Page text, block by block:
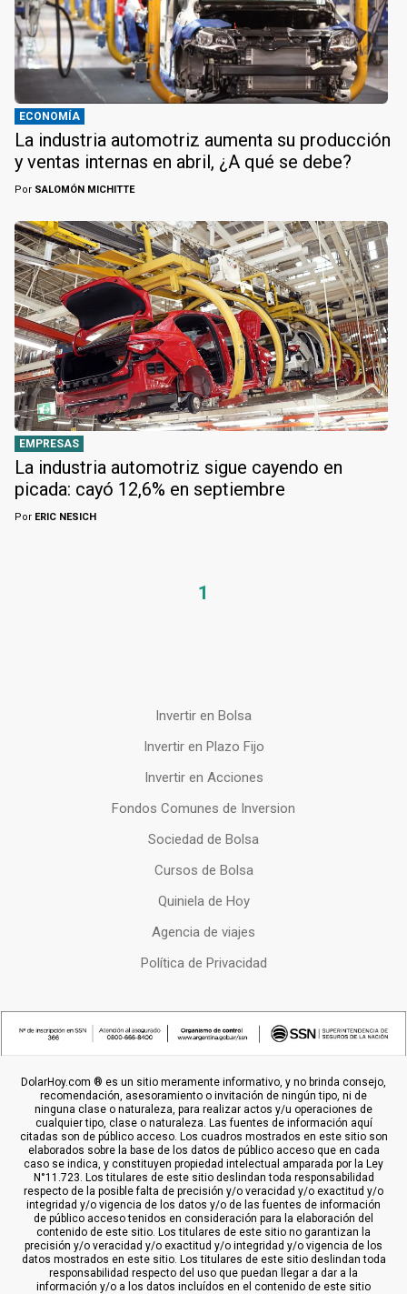
ECONOMÍA
La industria automotriz aumenta su producción
y ventas internas en abril, ¿A qué se debe?
Por SALOMÓN MICHITTE
EMPRESAS
La industria automotriz sigue cayendo en
picada: cayó 12,6% en septiembre
Por ERIC NESICH
1
Invertir en Bolsa
Invertir en Plazo Fijo
Invertir en Acciones
Fondos Comunes de Inversion
Sociedad de Bolsa
Cursos de Bolsa
Quiniela de Hoy
Agencia de viajes
Política de Privacidad
DolarHoy.com ® es un sitio meramente informativo, y no brinda consejo,
recomendación, asesoramiento o invitación de ningún tipo, ni de
ninguna clase o naturaleza, para realizar actos y/u operaciones de
cualquier tipo, clase o naturaleza. Las fuentes de información aquí
citadas son de público acceso. Los cuadros mostrados en este sitio son
elaborados sobre la base de los datos de público acceso que en cada
caso se indica, y constituyen propiedad intelectual amparada por la Ley
N°11.723. Los titulares de este sitio deslindan toda responsabilidad
respecto de la posible falta de precisión y/o veracidad y/o exactitud y/o
integridad y/o vigencia de los datos y/o de las fuentes de información
de público acceso tenidos en consideración para la elaboración del
contenido de este sitio. Los titulares de este sitio no garantizan la
precisión y/o veracidad y/o exactitud y/o integridad y/o vigencia de los
datos mostrados en este sitio. Los titulares de este sitio deslindan toda
responsabilidad respecto del uso que puedan llegar a dar a la
información y/o a los datos incluídos en el contenido de este sitio